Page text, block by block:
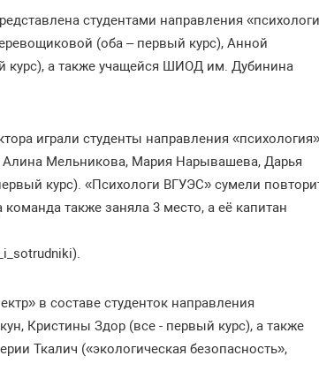
студентами направления
(оба – первый курс), Анной
курс), а также учащейся ШИОД им. Дубинина
играли студенты направления «психология»
Мельникова, Мария Нарывашева, Дарья
курс). «Психологи ВГУЭС» сумели
также заняла 3 место, а её капитан
в составе студенток направления
Кристины Здор (все - первый курс), а также
Ткалич («экологическая безопасность»,